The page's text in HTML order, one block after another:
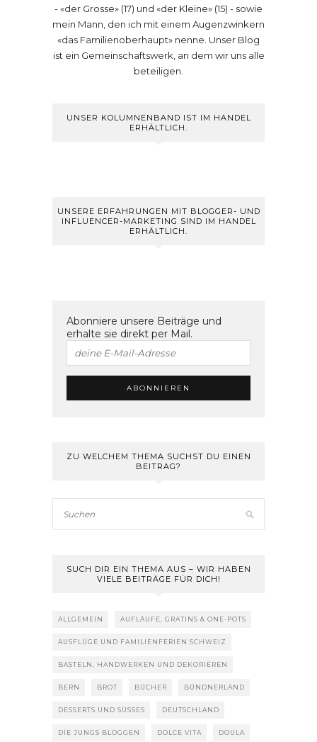
- «der Grosse» (17) und «der Kleine» (15) - sowie
mein Mann, den ich mit einem Augenzwinkern
«das Familienoberhaupt» nenne. Unser Blog
ist ein Gemeinschaftswerk, an dem wir uns alle
beteiligen.
UNSER KOLUMNENBAND IST IM HANDEL
ERHÄLTLICH.
UNSERE ERFAHRUNGEN MIT BLOGGER- UND
INFLUENCER-MARKETING SIND IM HANDEL
ERHÄLTLICH.
Abonniere unsere Beiträge und
erhalte sie direkt per Mail.
ZU WELCHEM THEMA SUCHST DU EINEN
BEITRAG?
SUCH DIR EIN THEMA AUS – WIR HABEN
VIELE BEITRÄGE FÜR DICH!
ALLGEMEIN AUFLÄUFE, GRATINS & ONE-POTS
AUSFLÜGE UND FAMILIENFERIEN SCHWEIZ
BASTELN, HANDWERKEN UND DEKORIEREN
BERN BROT BÜCHER BÜNDNERLAND
DESSERTS UND SÜSSES DEUTSCHLAND
DIE JUNGS BLOGGEN DOLCE VITA DOULA